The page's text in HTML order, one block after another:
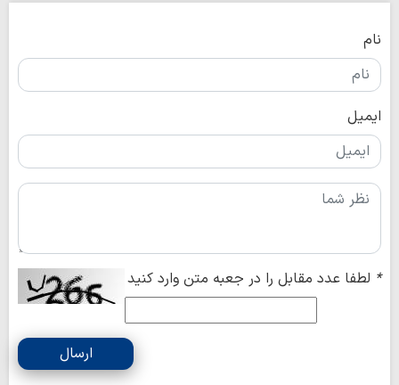
نام
ایمیل
* لطفا عدد مقابل را در جعبه متن وارد کنید
ارسال